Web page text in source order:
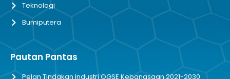
Teknologi
Bumiputera
Pautan Pantas
Pelan Tindakan Industri OGSE Kebangsaan 2021-2030